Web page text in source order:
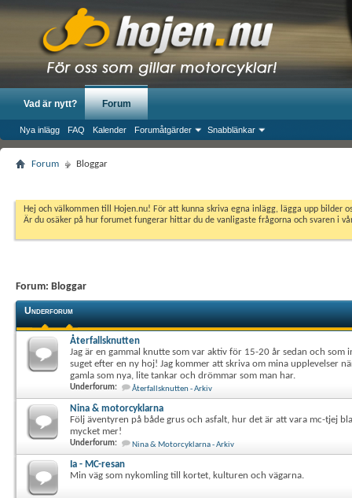
Vad är nytt? Forum
Nya inlägg FAQ Kalender Forumåtgärder Snabblänkar
Forum Bloggar
Hej och välkommen till Hojen.nu! För att kunna skriva egna inlägg, lägga upp
Är du osäker på hur forumet fungerar hittar du de vanligaste frågorna och svaren i
Forum: Bloggar
Underforum
Återfallsknutten
Jag är en gammal knutte som var aktiv för 15-20 år sedan och som
suget efter en ny hoj! Jag kommer att skriva om mina upplevelser
gamla som nya, lite tankar och drömmar som man har.
Underforum: Återfallsknutten - Arkiv
Nina & motorcyklarna
Följ äventyren på både grus och asfalt, hur det är att vara mc-tjej
mycket mer!
Underforum: Nina & Motorcyklarna - Arkiv
Ia - MC-resan
Min väg som nykomling till kortet, kulturen och vägarna.